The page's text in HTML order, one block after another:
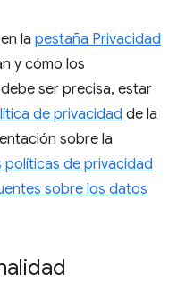
la pestaña Privacidad
y cómo los
ser precisa, estar
de privacidad de la
sobre la
políticas de privacidad
sobre los datos